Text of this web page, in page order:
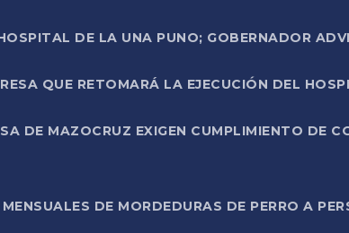
DE LA UNA PUNO; GOBERNADOR
QUE RETOMARÁ LA EJECUCIÓN DEL
DE MAZOCRUZ EXIGEN CUMPLIMIENTO DE
DE MORDEDURAS DE PERRO A